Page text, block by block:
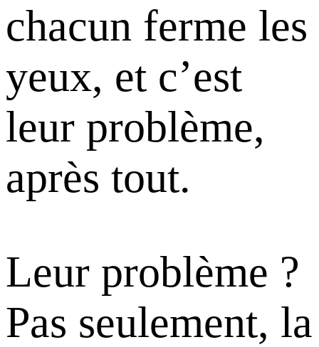
chacun ferme les
yeux, et c’est
leur problème,
après tout.
Leur problème ?
Pas seulement, la